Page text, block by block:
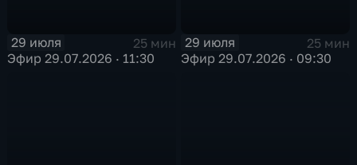
29 июля
25 мин
Эфир 29.07.2026 · 11:30
29 июля
25 мин
Эфир 29.07.2026 · 09:30